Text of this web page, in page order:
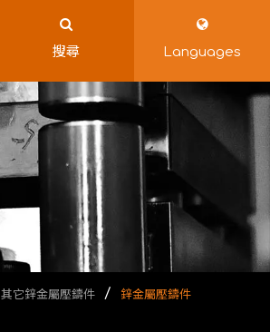
搜尋 Languages
其它鋅金屬壓鑄件 鋅金屬壓鑄件